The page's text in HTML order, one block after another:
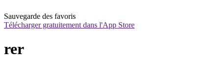
Sauvegarde des favoris
Télécharger gratuitement dans l'App Store
rer